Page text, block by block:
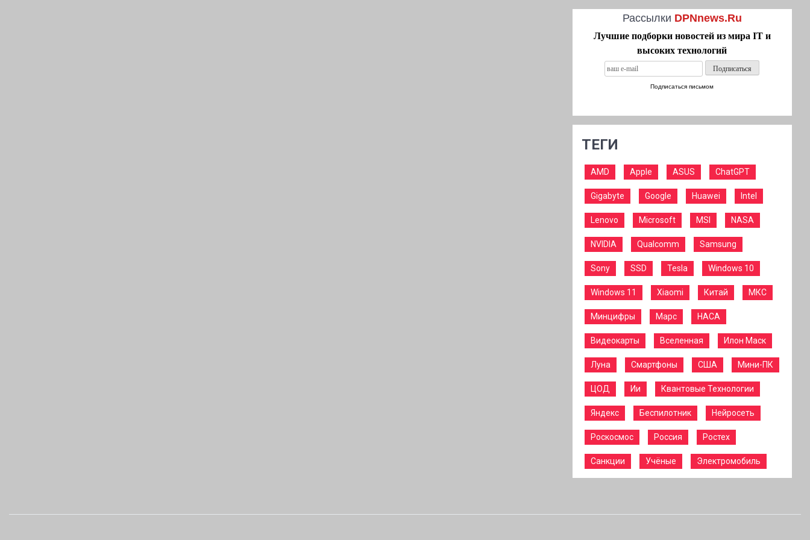
Рассылки DPNnews.Ru
Лучшие подборки новостей из мира IT и
высоких технологий
Подписаться письмом
ТЕГИ
AMD Apple ASUS ChatGPT
Gigabyte Google Huawei Intel
Lenovo Microsoft MSI NASA
NVIDIA Qualcomm Samsung
Sony SSD Tesla Windows 10
Windows 11 Xiaomi Китай МКС
Минцифры Марс НАСА
Видеокарты Вселенная Илон Маск
Луна Смартфоны США Мини-ПК
ЦОД Ии Квантовые Технологии
Яндекс Беспилотник Нейросеть
Роскосмос Россия Ростех
Санкции Учёные Электромобиль